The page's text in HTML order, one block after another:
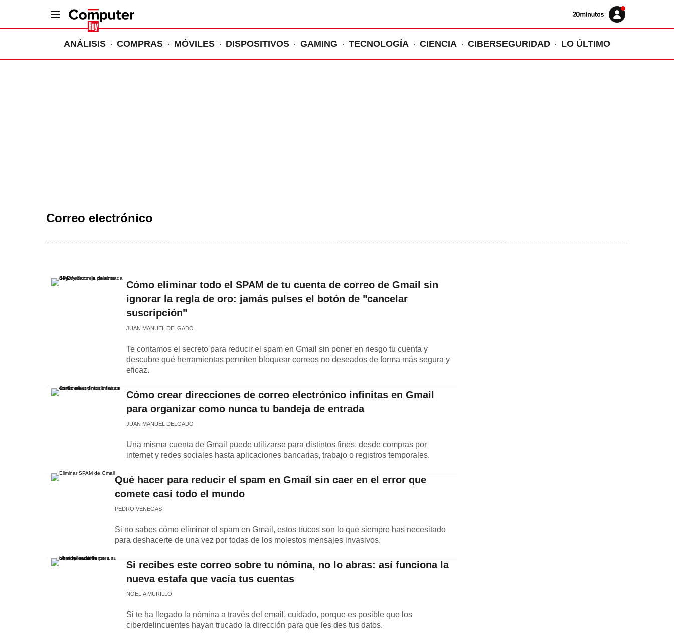
Volver
Iniciar
sesión
ANÁLISIS COMPRAS MÓVILES DISPOSITIVOS GAMING TECNOLOGÍA CIENCIA CIBERSEGURIDAD LO ÚLTIMO
Correo electrónico
Cómo eliminar todo el SPAM de tu cuenta de correo de Gmail sin
ignorar la regla de oro: jamás pulses el botón de "cancelar
suscripción"
JUAN MANUEL DELGADO
Te contamos el secreto para reducir el spam en Gmail sin poner en riesgo tu cuenta y
descubre qué herramientas permiten bloquear correos no deseados de forma más segura y
eficaz.
Cómo crear direcciones de correo electrónico infinitas en Gmail
para organizar como nunca tu bandeja de entrada
JUAN MANUEL DELGADO
Una misma cuenta de Gmail puede utilizarse para distintos fines, desde compras por
internet y redes sociales hasta aplicaciones bancarias, trabajo o registros temporales.
Qué hacer para reducir el spam en Gmail sin caer en el error que
comete casi todo el mundo
PEDRO VENEGAS
Si no sabes cómo eliminar el spam en Gmail, estos trucos son lo que siempre has necesitado
para deshacerte de una vez por todas de los molestos mensajes invasivos.
Si recibes este correo sobre tu nómina, no lo abras: así funciona la
nueva estafa que vacía tus cuentas
NOELIA MURILLO
Si te ha llegado la nómina a través del email, cuidado, porque es posible que los
ciberdelincuentes hayan trucado la dirección para que les des tus datos.